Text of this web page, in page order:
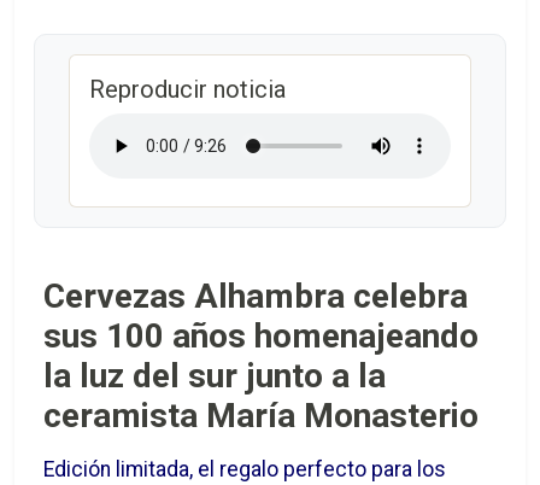
Reproducir noticia
Cervezas Alhambra celebra
sus 100 años homenajeando
la luz del sur junto a la
ceramista María Monasterio
Edición limitada, el regalo perfecto para los